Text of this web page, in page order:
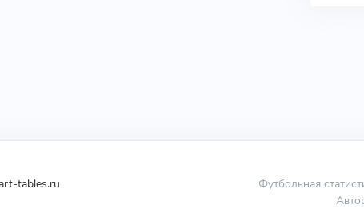
tables.ru Футбольная